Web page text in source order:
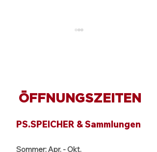
Mit dem Motorboot
Carsten Möhle nahm
eine ziemlich schräge
ÖFFNUNGSZEITEN
PS.SPEICHER & Sammlungen
Sommer: Apr. - Okt.